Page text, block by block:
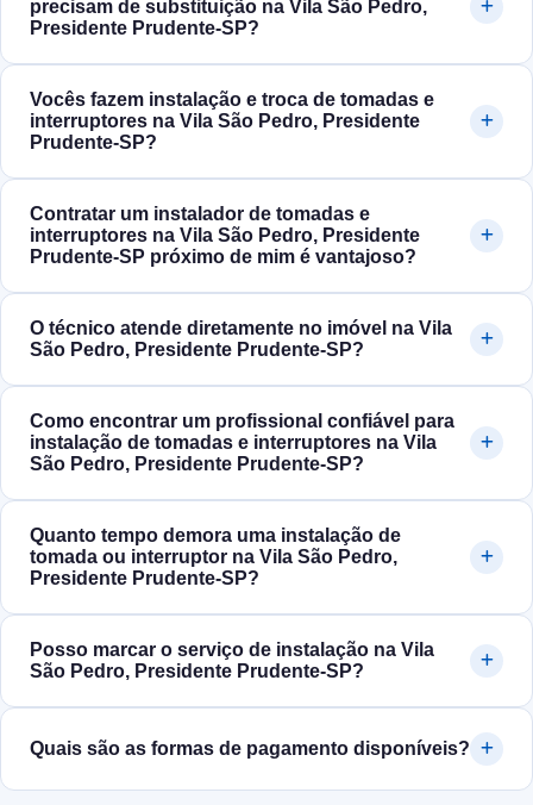
precisam de substituição na Vila São Pedro,
Presidente Prudente‑SP?
Vocês fazem instalação e troca de tomadas e
interruptores na Vila São Pedro, Presidente
Prudente‑SP?
Contratar um instalador de tomadas e
interruptores na Vila São Pedro, Presidente
Prudente‑SP próximo de mim é vantajoso?
O técnico atende diretamente no imóvel na Vila
São Pedro, Presidente Prudente‑SP?
Como encontrar um profissional confiável para
instalação de tomadas e interruptores na Vila
São Pedro, Presidente Prudente‑SP?
Quanto tempo demora uma instalação de
tomada ou interruptor na Vila São Pedro,
Presidente Prudente‑SP?
Posso marcar o serviço de instalação na Vila
São Pedro, Presidente Prudente‑SP?
Quais são as formas de pagamento disponíveis?